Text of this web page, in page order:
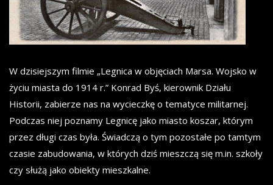
W dzisiejszym filmie „Legnica w objęciach Marsa. Wojsko w
życiu miasta do 1914 r.” Konrad Byś, kierownik Działu
Historii, zabierze nas na wycieczkę o tematyce militarnej.
Podczas niej poznamy Legnicę jako miasto koszar, którym
przez długi czas była. Świadczą o tym pozostałe po tamtym
czasie zabudowania, w których dziś mieszczą się m.in. szkoły
czy służą jako obiekty mieszkalne.